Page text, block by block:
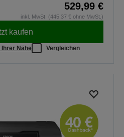
529,99 €
inkl. MwSt. (445,37 € ohne MwSt.)
kaufen
Nähe Vergleichen